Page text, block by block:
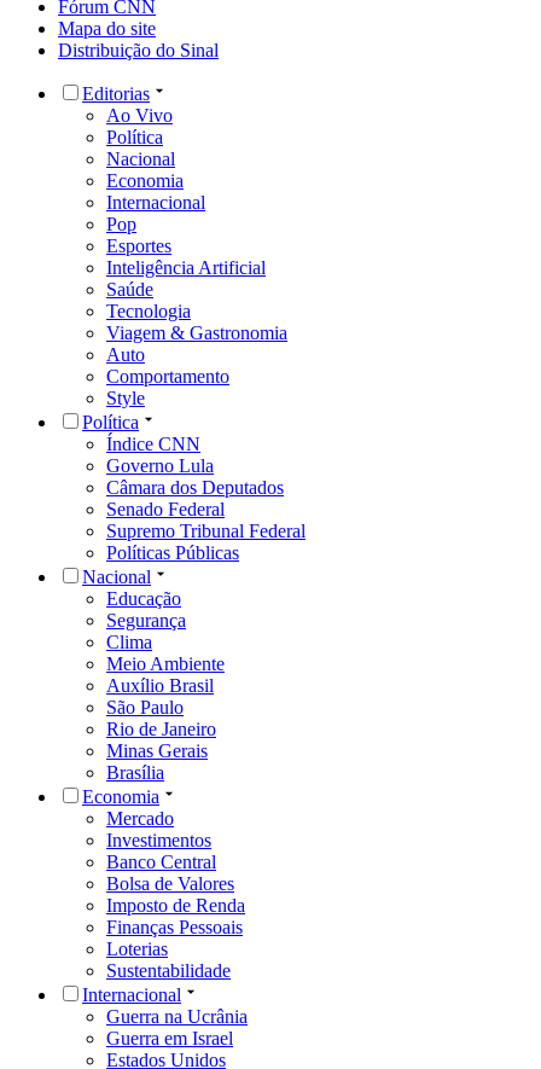
Fórum CNN
Mapa do site
Distribuição do Sinal
Editorias
Ao Vivo
Política
Nacional
Economia
Internacional
Pop
Esportes
Inteligência Artificial
Saúde
Tecnologia
Viagem & Gastronomia
Auto
Comportamento
Style
Política
Índice CNN
Governo Lula
Câmara dos Deputados
Senado Federal
Supremo Tribunal Federal
Políticas Públicas
Nacional
Educação
Segurança
Clima
Meio Ambiente
Auxílio Brasil
São Paulo
Rio de Janeiro
Minas Gerais
Brasília
Economia
Mercado
Investimentos
Banco Central
Bolsa de Valores
Imposto de Renda
Finanças Pessoais
Loterias
Sustentabilidade
Internacional
Guerra na Ucrânia
Guerra em Israel
Estados Unidos